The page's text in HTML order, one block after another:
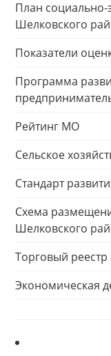
План социально-
Шелковского
Показатели
Программа
Рейтинг МО
Сельское
Стандарт
Схема
Шелковского
Торговый реестр
Экономическая